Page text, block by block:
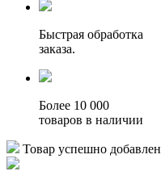
Быстрая обработка
заказа.
Более 10 000
товаров в наличии
Товар успешно добавлен